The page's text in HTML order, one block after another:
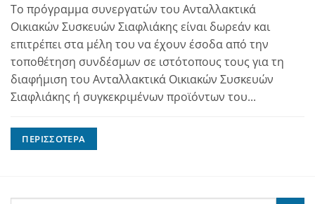
Το πρόγραμμα συνεργατών του Ανταλλακτικά
Οικιακών Συσκευών Σιαφλιάκης είναι δωρεάν και
επιτρέπει στα μέλη του να έχουν έσοδα από την
τοποθέτηση συνδέσμων σε ιστότοπους τους για τη
διαφήμιση του Ανταλλακτικά Οικιακών Συσκευών
Σιαφλιάκης ή συγκεκριμένων προϊόντων του...
ΠΕΡΙΣΣΌΤΕΡΑ